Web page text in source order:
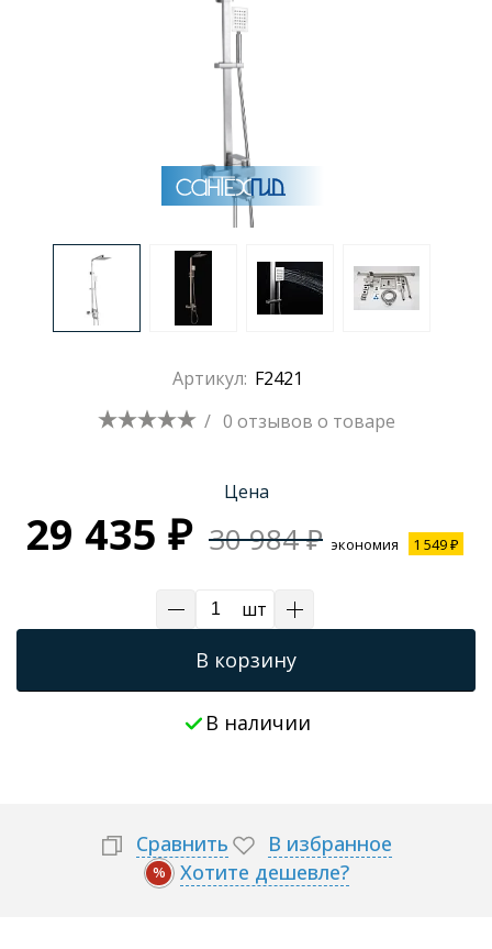
Душевые кабины
Полотенцесушители
Аксессуары для ванных комнат
Зеркала
Душевые поддоны
Душевые уголки и ограждения
Артикул: F2421
/ 0 отзывов о товаре
Цена
29 435 ₽ 30 984 ₽ экономия 1 549 ₽
шт
В корзину
В наличии
Сравнить В избранное
% Хотите дешевле?